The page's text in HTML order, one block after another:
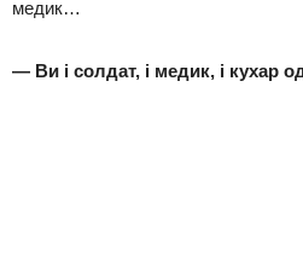
медик…
— Ви і солдат, і медик, і кухар